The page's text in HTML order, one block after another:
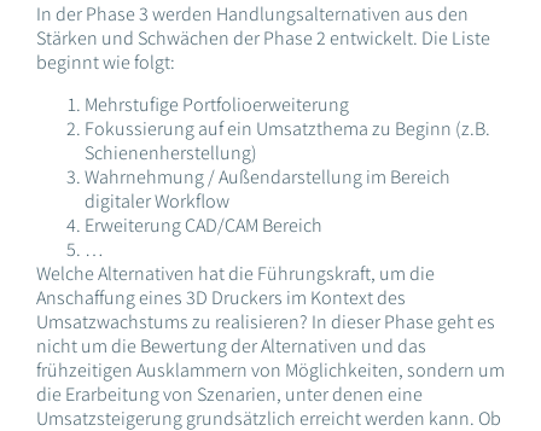
In der Phase 3 werden Handlungsalternativen aus den
Stärken und Schwächen der Phase 2 entwickelt. Die Liste
beginnt wie folgt:
Mehrstufige Portfolioerweiterung
Fokussierung auf ein Umsatzthema zu Beginn (z.B.
Schienenherstellung)
Wahrnehmung / Außendarstellung im Bereich
digitaler Workflow
Erweiterung CAD/CAM Bereich
…
Welche Alternativen hat die Führungskraft, um die
Anschaffung eines 3D Druckers im Kontext des
Umsatzwachstums zu realisieren? In dieser Phase geht es
nicht um die Bewertung der Alternativen und das
frühzeitigen Ausklammern von Möglichkeiten, sondern um
die Erarbeitung von Szenarien, unter denen eine
Umsatzsteigerung grundsätzlich erreicht werden kann. Ob